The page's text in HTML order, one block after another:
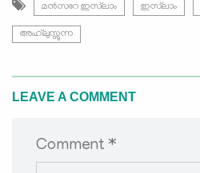
മൻസറേ ഇസ്‌ലാം ഇസ്‌ലാം
അഹ്‌ലുസ്സുന്ന
LEAVE A COMMENT
Comment *